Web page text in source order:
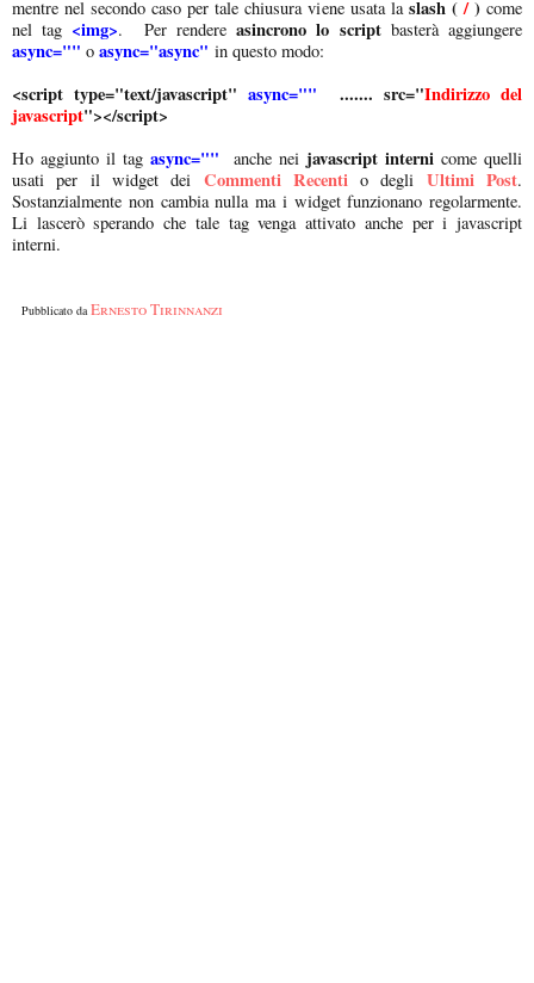
mentre nel secondo caso per tale chiusura viene usata laslash ( /)come
nel tag <img>. Per rendereasincrono lo scriptbasterà aggiungere
async="" o async="async" in questo modo:
<script type="text/javascript" async="" ....... src="Indirizzo del
javascript"></script>
Ho aggiunto il tag async="" anche nei javascript interni come quelli
usati per il widget dei Commenti Recentio degli Ultimi Post.
Sostanzialmente non cambia nulla ma i widget funzionano regolarmente.
Li lascerò sperando che tale tag venga attivato anche per i javascript
interni.
Pubblicato daErnesto Tirinnanzi